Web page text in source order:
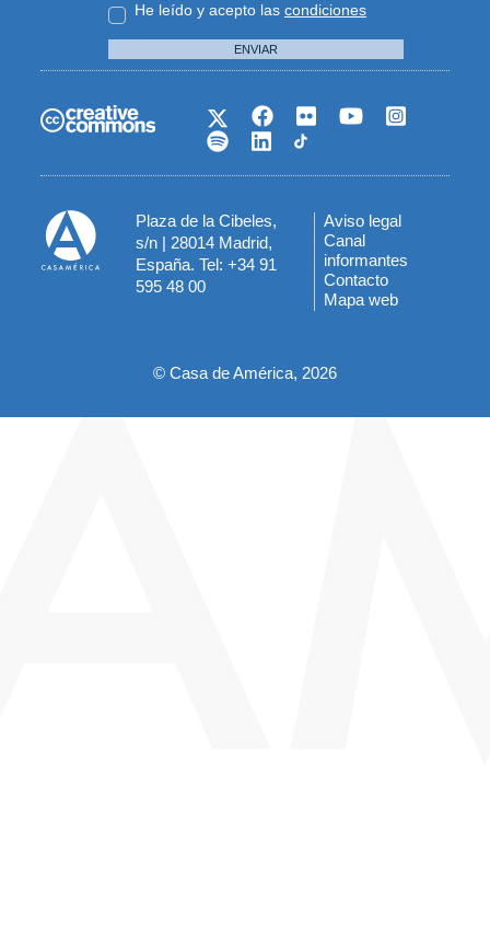
He leído y acepto las condiciones
ENVIAR
Plaza de la Cibeles,
s/n | 28014 Madrid,
España. Tel: +34 91
595 48 00
Menú
del
pie
Aviso legal
Canal
informantes
Contacto
Mapa web
© Casa de América, 2026